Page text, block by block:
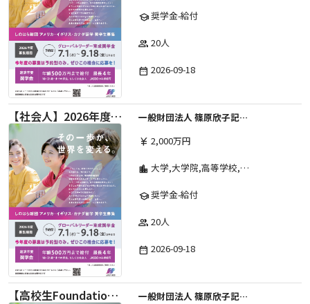
school奨学金-給付
group 20人
date_range 2026-09-18
【社会人】2026年度 しのはら財団 アメリカ・イギリス・カナダ英語留学奨学金
一般財団法人 篠原欣子記念財団 (海外留学奨学金グループ)
currency_yen 2,000万円
location_city 大学,大学院,高等学校,その他,高等専門学校,専修学校,短期大学
school奨学金-給付
group 20人
date_range 2026-09-18
【高校生Foundation Course 】2026年度 しのはら財団 アメリカ・イギリス・カナダ英語留学奨学金
一般財団法人 篠原欣子記念財団 (海外留学奨学金グループ)